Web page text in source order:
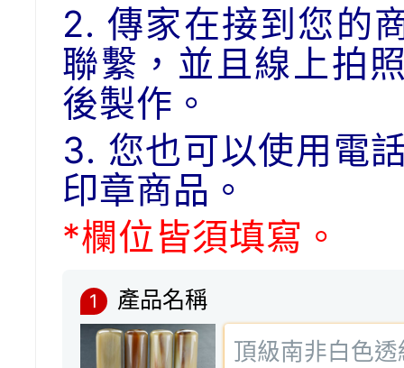
2. 傳家在接到您的
聯繫，並且線上拍
後製作。
3. 您也可以使用電
印章商品。
*欄位皆須填寫。
1 產品名稱